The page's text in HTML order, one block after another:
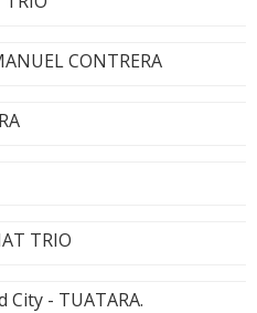
CONTRERA
TRIO
- TUATARA.